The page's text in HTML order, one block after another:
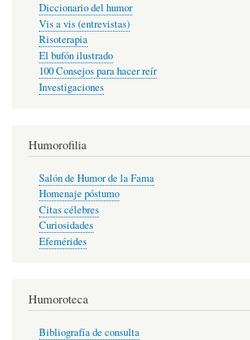
Diccionario del humor
Vis a vis (entrevistas)
Risoterapia
El bufón ilustrado
100 Consejos para hacer reír
Investigaciones
Humorofilia
Salón de Humor de la Fama
Homenaje póstumo
Citas célebres
Curiosidades
Efemérides
Humoroteca
Bibliografía de consulta